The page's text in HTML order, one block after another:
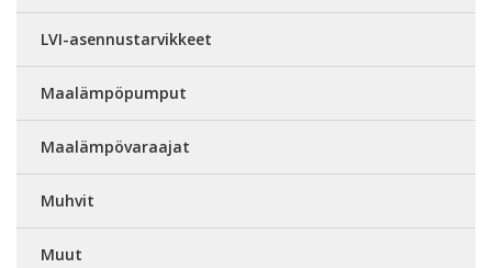
LVI-asennustarvikkeet
Maalämpöpumput
Maalämpövaraajat
Muhvit
Muut